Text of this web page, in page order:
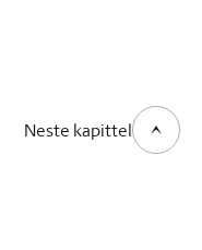
Neste kapittel